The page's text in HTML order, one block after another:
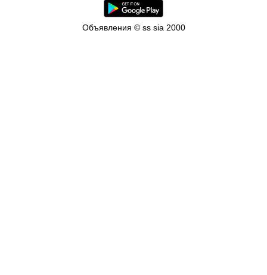
Объявления © ss sia 2000